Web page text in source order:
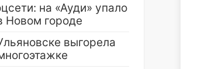
на «Ауди» упало
Новом городе
выгорела